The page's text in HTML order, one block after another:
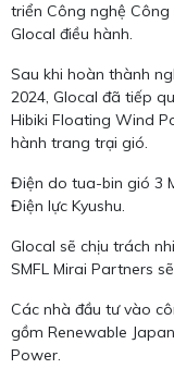
triển Công nghệ Công
Glocal điều hành.
Sau khi hoàn thành
2024, Glocal đã tiếp
Hibiki Floating Wind
hành trang trại gió.
Điện do tua-bin gió 3
Điện lực Kyushu.
Glocal sẽ chịu trách
SMFL Mirai Partners
Các nhà đầu tư vào
gồm Renewable
Power.